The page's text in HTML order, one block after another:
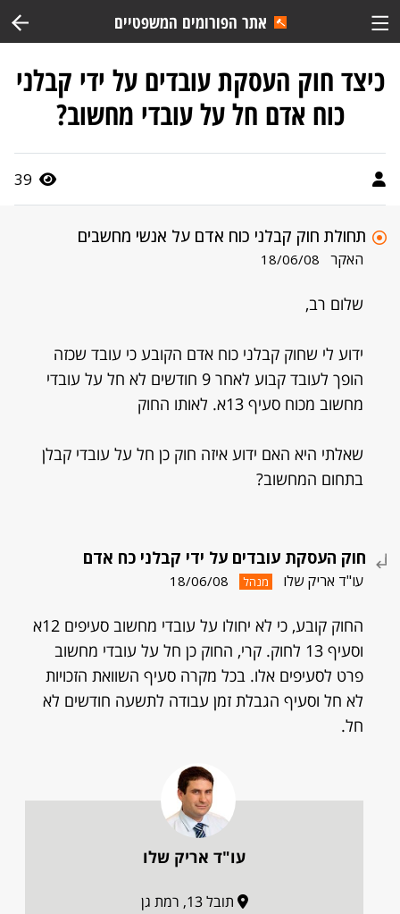
אתר הפורומים המשפטיים
כיצד חוק העסקת עובדים על ידי קבלני
כוח אדם חל על עובדי מחשוב?
39
תחולת חוק קבלני כוח אדם על אנשי מחשבים
האקר 18/06/08
שלום רב,
ידוע לי שחוק קבלני כוח אדם הקובע כי עובד שכזה
הופך לעובד קבוע לאחר 9 חודשים לא חל על עובדי
מחשוב מכוח סעיף 13א. לאותו החוק
שאלתי היא האם ידוע איזה חוק כן חל על עובדי קבלן
בתחום המחשוב?
חוק העסקת עובדים על ידי קבלני כח אדם
עו"ד אריק שלו מנהל 18/06/08
החוק קובע, כי לא יחולו על עובדי מחשוב סעיפים 12א
וסעיף 13 לחוק. קרי, החוק כן חל על עובדי מחשוב
פרט לסעיפים אלו. בכל מקרה סעיף השוואת הזכויות
לא חל וסעיף הגבלת זמן עבודה לתשעה חודשים לא
חל.
עו"ד אריק שלו
תובל 13, רמת גן